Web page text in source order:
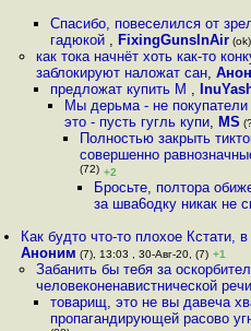
Спасибо, повеселился от
гадюкой , FixingGunsInAir
как тока начнёт хоть как-то
заблокируют наложат сан,
предложат купить M ,
Мы дерьма - не
это - пусть гугль купи, MS
Полностью закрыть
совершенно
(72) +2
Бросьте, полтора
за шва6одку никак не
Как будто что-то плохое Кстати,
Аноним (7), 13:03 , 30-Авг-20, (7) +1
Забанить бы тебя за
человеконенавистнической речи
товарищ, это не вы давеча
пропагандирующей расово